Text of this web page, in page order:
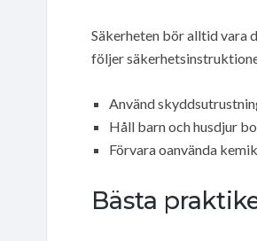
Säkerheten bör alltid vara
följer
Använd
Håll barn och husdjur
Förvara oanvända
Bästa